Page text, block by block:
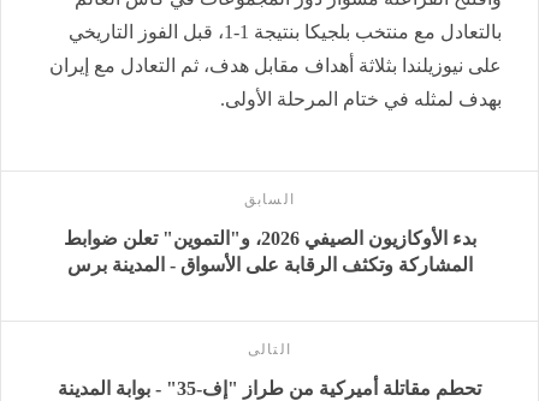
بالتعادل مع منتخب بلجيكا بنتيجة 1-1، قبل الفوز التاريخي
على نيوزيلندا بثلاثة أهداف مقابل هدف، ثم التعادل مع إيران
بهدف لمثله في ختام المرحلة الأولى.
السابق
بدء الأوكازيون الصيفي 2026، و"التموين" تعلن ضوابط
المشاركة وتكثف الرقابة على الأسواق - المدينة برس
التالى
تحطم مقاتلة أميركية من طراز "إف-35" - بوابة المدينة